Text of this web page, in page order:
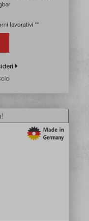
lavorativi **